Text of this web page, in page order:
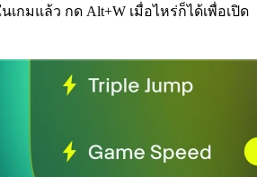
เกมแล้ว กด Alt+W เมื่อไหร่ก็ได้เพื่อเปิด